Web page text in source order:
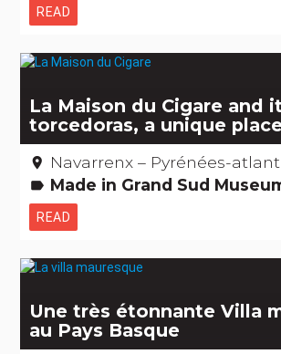
READ
La Maison du Cigare and
torcedoras, a unique
place Navarrenx – Pyrénées-
label Made in Grand Sud Museums
READ
Une très étonnante Villa
au Pays Basque